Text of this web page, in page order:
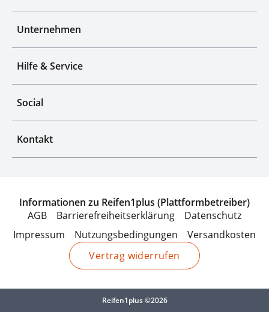
Unternehmen
Hilfe & Service
Social
Kontakt
Informationen zu Reifen1plus (Plattformbetreiber)
AGB
Barrierefreiheitserklärung
Datenschutz
Impressum
Nutzungsbedingungen
Versandkosten
Vertrag widerrufen
Reifen1plus ©2026